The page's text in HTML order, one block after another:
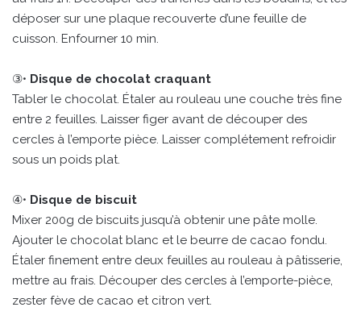
déposer sur une plaque recouverte d’une feuille de
cuisson. Enfourner 10 min.
③• Disque de chocolat craquant
Tabler le chocolat. Étaler au rouleau une couche très fine
entre 2 feuilles. Laisser figer avant de découper des
cercles à l’emporte pièce. Laisser complétement refroidir
sous un poids plat.
④• Disque de biscuit
Mixer 200g de biscuits jusqu’à obtenir une pâte molle.
Ajouter le chocolat blanc et le beurre de cacao fondu.
Étaler finement entre deux feuilles au rouleau à pâtisserie,
mettre au frais. Découper des cercles à l’emporte-pièce,
zester fève de cacao et citron vert.